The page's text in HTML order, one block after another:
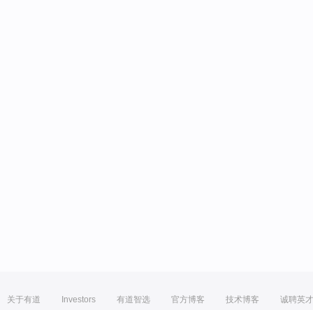
关于有道 Investors 有道智选 官方博客 技术博客 诚聘英才